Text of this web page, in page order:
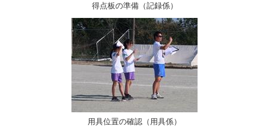
得点板の準備（記録係）
用具位置の確認（用具係）